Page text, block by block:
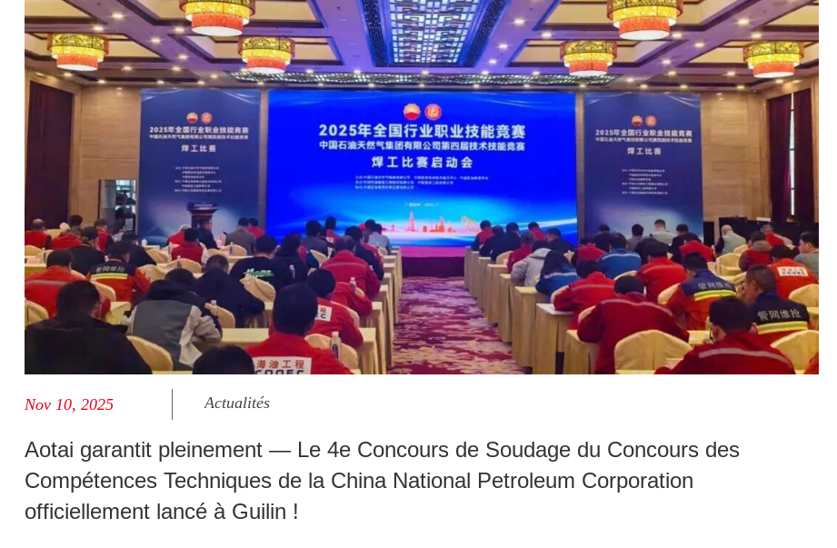
Nov 10, 2025 Actualités
Aotai garantit pleinement — Le 4e Concours de Soudage du Concours des
Compétences Techniques de la China National Petroleum Corporation
officiellement lancé à Guilin !